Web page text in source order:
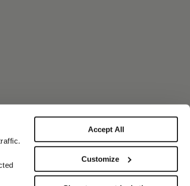
Accept All
Customize